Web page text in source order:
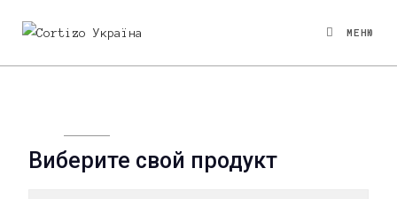
МЕНЮ
Виберите свой продукт